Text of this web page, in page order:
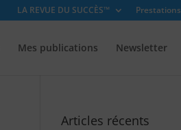
LA REVUE DU SUCCÈS™ Prestations
Mes publications Newsletter
Articles récents